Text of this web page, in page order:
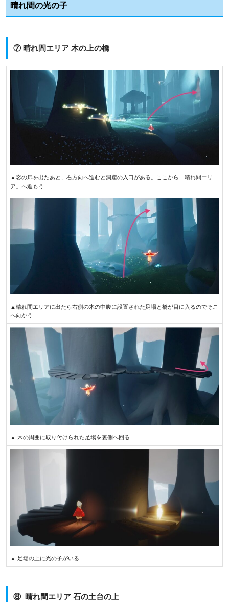
晴れ間の光の子
⑦ 晴れ間エリア 木の上の橋
▲②の扉を出たあと、右方向へ進むと洞窟の入口がある。ここから「晴れ間エリ
ア」へ進もう
▲晴れ間エリアに出たら右側の木の中腹に設置された足場と橋が目に入るのでそこ
へ向かう
▲ 木の周囲に取り付けられた足場を裏側へ回る
▲ 足場の上に光の子がいる
⑧ 晴れ間エリア 石の土台の上